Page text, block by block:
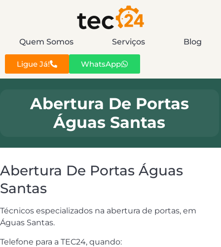
Quem Somos Serviços Blog
Ligue Já! WhatsApp
Abertura De Portas
Águas Santas
Abertura De Portas Águas
Santas
Técnicos especializados na abertura de portas, em
Águas Santas.
Telefone para a TEC24, quando: